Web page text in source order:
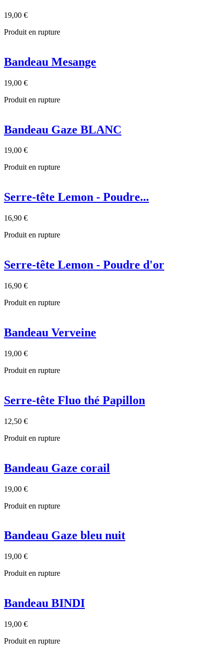
19,00 €
Produit en rupture
Bandeau Mesange
19,00 €
Produit en rupture
Bandeau Gaze BLANC
19,00 €
Produit en rupture
Serre-tête Lemon - Poudre...
16,90 €
Produit en rupture
Serre-tête Lemon - Poudre d'or
16,90 €
Produit en rupture
Bandeau Verveine
19,00 €
Produit en rupture
Serre-tête Fluo thé Papillon
12,50 €
Produit en rupture
Bandeau Gaze corail
19,00 €
Produit en rupture
Bandeau Gaze bleu nuit
19,00 €
Produit en rupture
Bandeau BINDI
19,00 €
Produit en rupture